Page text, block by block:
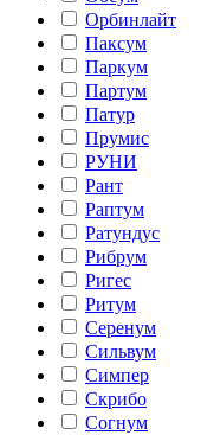
Орбинлайт
Паксум
Паркум
Партум
Патур
Прумис
РУНИ
Рант
Раптум
Ратундус
Рибрум
Ригес
Ритум
Серенум
Сильвум
Симпер
Скрибо
Согнум